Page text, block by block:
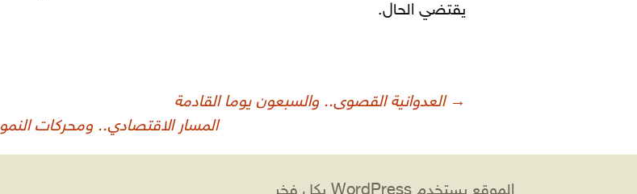
يقتضي الحال.
→ العدوانية القصوى.. والسبعون يوما القادمة
المسار الاقتصادي.. ومحركات النمو